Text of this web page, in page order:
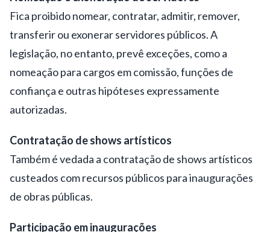
Fica proibido nomear, contratar, admitir, remover,
transferir ou exonerar servidores públicos. A
legislação, no entanto, prevê exceções, como a
nomeação para cargos em comissão, funções de
confiança e outras hipóteses expressamente
autorizadas.
Contratação de shows artísticos
Também é vedada a contratação de shows artísticos
custeados com recursos públicos para inaugurações
de obras públicas.
Participação em inaugurações